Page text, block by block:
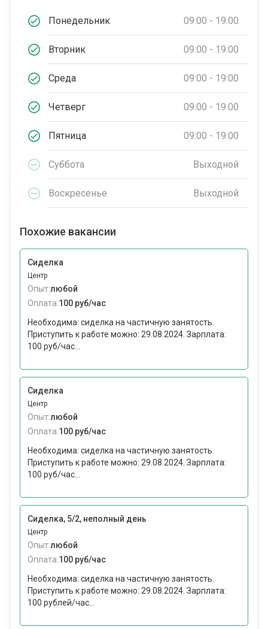
Понедельник 09:00 - 19:00
Вторник 09:00 - 19:00
Среда 09:00 - 19:00
Четверг 09:00 - 19:00
Пятница 09:00 - 19:00
Суббота Выходной
Воскресенье Выходной
Похожие вакансии
Сиделка
Центр
Опыт:любой
Оплата:100 руб/час
Необходима: сиделка на частичную занятость.
Приступить к работе можно: 29.08.2024. Зарплата:
100 руб/час...
Сиделка
Центр
Опыт:любой
Оплата:100 руб/час
Необходима: сиделка на частичную занятость.
Приступить к работе можно: 29.08.2024. Зарплата:
100 руб/час...
Сиделка, 5/2, неполный день
Центр
Опыт:любой
Оплата:100 руб/час
Необходима: сиделка на частичную занятость.
Приступить к работе можно: 29.08.2024. Зарплата:
100 рублей/час...